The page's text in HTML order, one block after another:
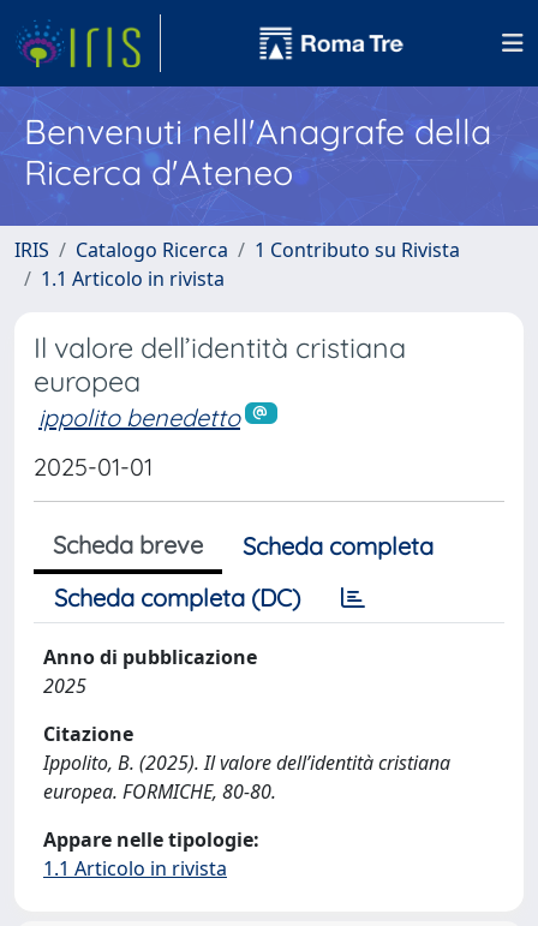
Benvenuti nell'Anagrafe della
Ricerca d'Ateneo
IRIS Catalogo Ricerca
1 Contributo su Rivista
1.1 Articolo in rivista
Il valore dell’identità cristiana
europea
ippolito benedetto
2025-01-01
Scheda breve
Scheda completa
Scheda completa (DC)
Anno di pubblicazione
2025
Citazione
Ippolito, B. (2025). Il valore dell’identità cristiana
europea. FORMICHE, 80-80.
Appare nelle tipologie:
1.1 Articolo in rivista